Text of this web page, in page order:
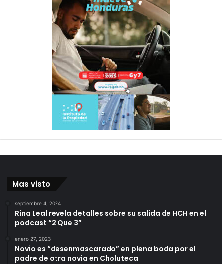
Mas visto
septiembre 4, 2024
Rina Leal revela detalles sobre su salida de HCH en el
podcast “2 Que 3”
enero 27, 2023
Novio es “desenmascarado” en plena boda por el
padre de otra novia en Choluteca